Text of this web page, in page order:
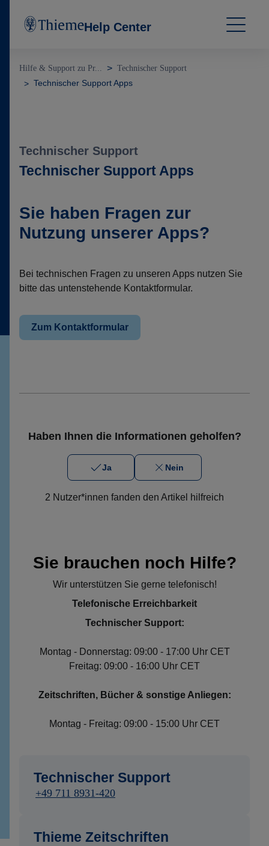
Help Center
Hilfe & Support zu Pr... Technischer Support
Technischer Support Apps
Technischer Support
Technischer Support Apps
Sie haben Fragen zur
Nutzung unserer Apps?
Bei technischen Fragen zu unseren Apps nutzen Sie
bitte das untenstehende Kontaktformular.
Zum Kontaktformular
Haben Ihnen die Informationen geholfen?
Ja Nein
2 Nutzer*innen fanden den Artikel hilfreich
Sie brauchen noch Hilfe?
Wir unterstützen Sie gerne telefonisch!
Telefonische Erreichbarkeit
Technischer Support:
Montag - Donnerstag: 09:00 - 17:00 Uhr CET
Freitag: 09:00 - 16:00 Uhr CET
Zeitschriften, Bücher & sonstige Anliegen:
Montag - Freitag: 09:00 - 15:00 Uhr CET
Technischer Support
+49 711 8931-420
Thieme Zeitschriften